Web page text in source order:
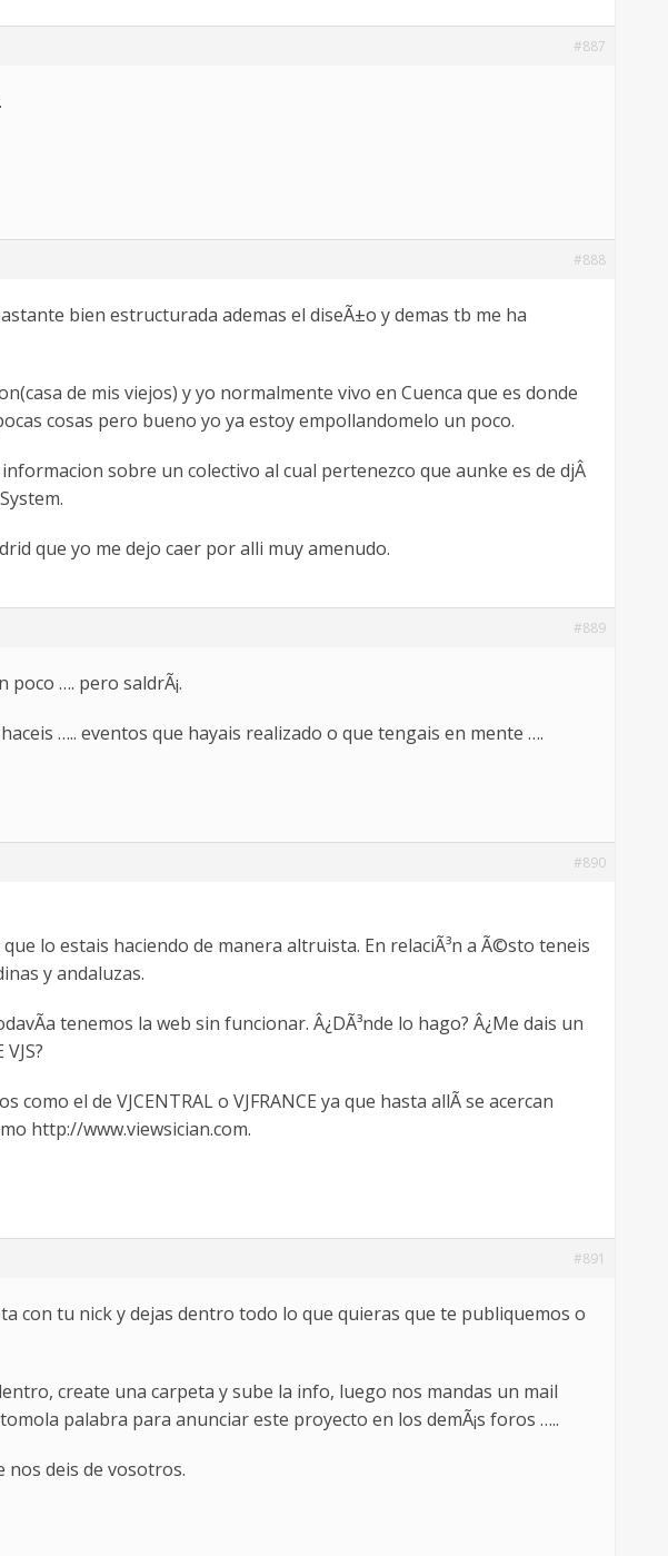
#887
#888
bien estructurada ademas el diseÃ±o y demas tb me ha
de mis viejos) y yo normalmente vivo en Cuenca que es donde
cosas pero bueno yo ya estoy empollandomelo un poco.
sobre un colectivo al cual pertenezco que aunke es de djÂ
que yo me dejo caer por alli muy amenudo.
#889
…. pero saldrÃ¡.
….. eventos que hayais realizado o que tengais en mente ….
#890
lo estais haciendo de manera altruista. En relaciÃ³n a Ã©sto teneis
y andaluzas.
tenemos la web sin funcionar. Â¿DÃ³nde lo hago? Â¿Me dais un
el de VJCENTRAL o VJFRANCE ya que hasta allÃ­ se acercan
http://www.viewsician.com.
#891
con tu nick y dejas dentro todo lo que quieras que te publiquemos o
create una carpeta y sube la info, luego nos mandas un mail
palabra para anunciar este proyecto en los demÃ¡s foros …..
nos deis de vosotros.